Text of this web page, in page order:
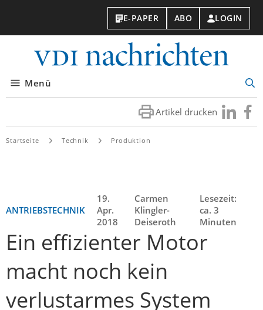
E-PAPER ABO LOGIN
Menü
Artikel drucken Besuchen
Sie
Sie
Startseite Technik Produktion
ANTRIEBSTECHNIK
19.
Apr.
2018
Carmen
Klingler-
Deiseroth
Lesezeit:
ca. 3
Minuten
Ein effizienter Motor
macht noch kein
verlustarmes System